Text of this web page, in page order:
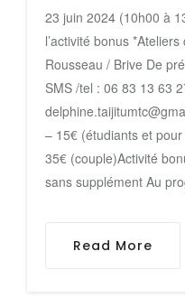
23 juin 2024 (10h00 à
l’activité bonus
Rousseau / Brive De
SMS /tel : 06 83 13 63
– 15€ (étudiants et
35€ (couple)Activité
sans supplément Au
Read More